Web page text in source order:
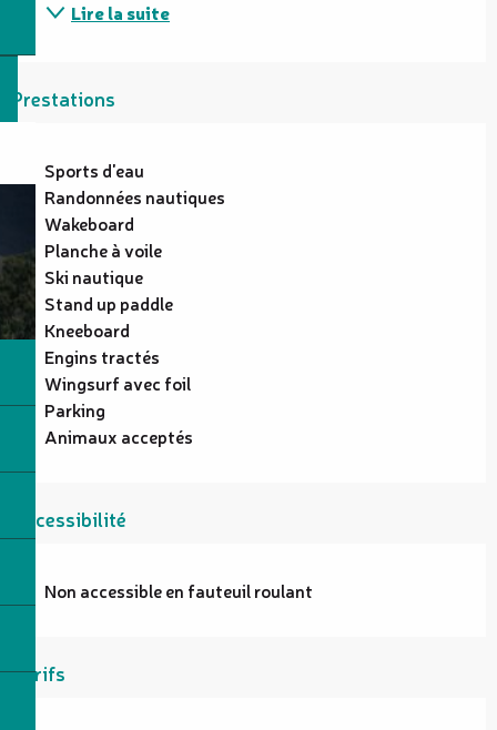
Lire la suite
Prestations
Sports d'eau
Randonnées nautiques
Wakeboard
Planche à voile
Ski nautique
Stand up paddle
Kneeboard
Engins tractés
Wingsurf avec foil
Parking
Animaux acceptés
Accessibilité
Non accessible en fauteuil roulant
Tarifs